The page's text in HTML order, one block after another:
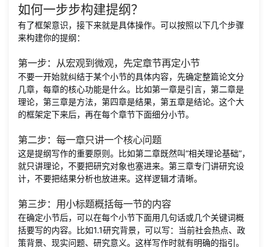
如何一步步构建提纲？
有了框架意识，接下来就是具体操作。可以按照以下几个步骤
来构建你的提纲：
第一步：从宏观到微观，先定章节再定小节
不要一开始就纠结于某个小节的具体内容，先确定整篇论文分
几章，每章的核心功能是什么。比如第一章是引言，第二章是
理论，第三章是方法，第四章是结果，第五章是结论。这个大
的框架定下来后，再在每个章节下面细分小节。
第二步：每一章只讲一个核心问题
这是提纲写作的重要原则。比如第二章既然叫“相关理论基础”，
就只讲理论，不要把研究对象也塞进来。第三章专门讲研究设
计，不要把结果分析也放进来。这样逻辑才清晰。
第三步：用小标题概括每一节的内容
在确定小节后，可以在每个小节下面用几句话或几个关键词概
括要写的内容。比如1.1研究背景，可以写：当前社会热点、政
策背景、现实问题、研究意义。这样写作时就有明确的指引。